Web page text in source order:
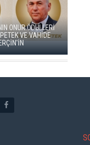
YEŞİM
"ARTAKALAN"I